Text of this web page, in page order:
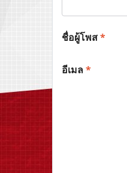
ชื่อผู้โพส*
อีเมล*